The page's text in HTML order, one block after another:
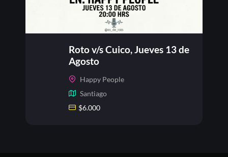
Roto v/s Cuico, Jueves 13 de
Agosto
Happy People
Santiago
$6.000